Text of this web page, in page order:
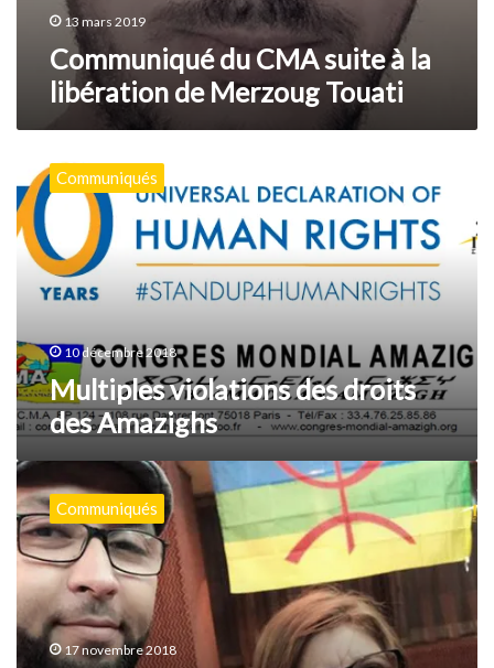
13 mars 2019
Communiqué du CMA suite à la
libération de Merzoug Touati
violations
des
droits
des
Amazighs
Communiqués
10 décembre 2018
Multiples violations des droits
des Amazighs
Communiqué
du
CMA
à
propos
de
l’arrestation
de
Hammou
Communiqués
17 novembre 2018